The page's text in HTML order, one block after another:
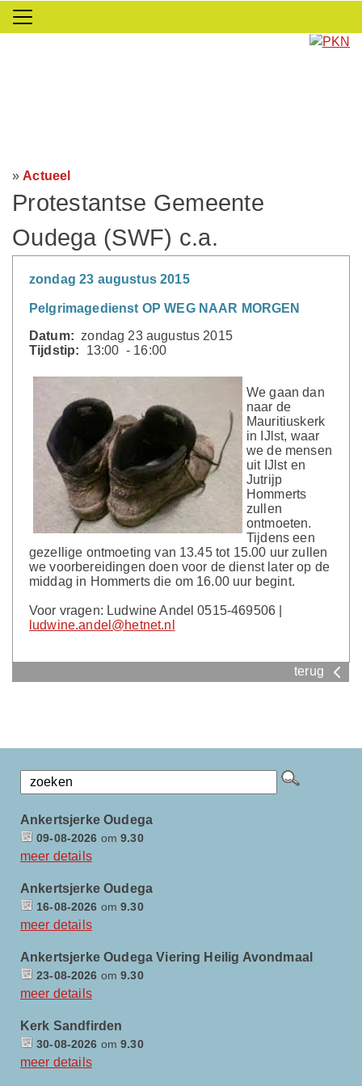
» Actueel
Protestantse Gemeente
Oudega (SWF) c.a.
zondag 23 augustus 2015
Pelgrimagedienst OP WEG NAAR MORGEN
Datum: zondag 23 augustus 2015
Tijdstip:
13:00 - 16:00
We gaan dan
naar de
Mauritiuskerk
in IJlst, waar
we de mensen
uit IJlst en
Jutrijp
Hommerts
zullen
ontmoeten.
Tijdens een
gezellige ontmoeting van 13.45 tot 15.00 uur zullen
we voorbereidingen doen voor de dienst later op de
middag in Hommerts die om 16.00 uur begint.
Voor vragen: Ludwine Andel 0515-469506 |
ludwine.andel@hetnet.nl
terug
Ankertsjerke Oudega
09-08-2026 om9.30
meer details
Ankertsjerke Oudega
16-08-2026 om9.30
meer details
Ankertsjerke Oudega Viering Heilig Avondmaal
23-08-2026 om9.30
meer details
Kerk Sandfirden
30-08-2026 om9.30
meer details